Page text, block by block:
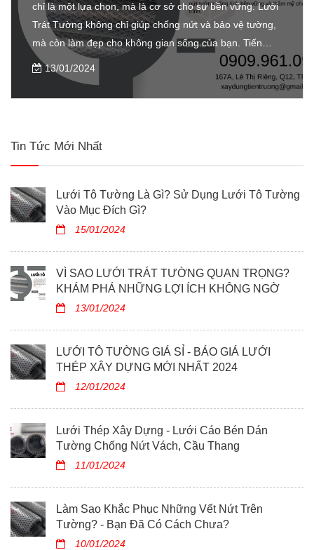
chỉ là một lựa chọn, mà là cơ sở cho sự bền vững. Lưới
Trát Tường không chỉ giúp chống nứt và bảo vệ tường,
mà còn làm đẹp cho không gian sống của bạn. Tiến
Trường cam kết mang đến giải pháp hiệu quả và tiên
tiến nhất, nâng cao giá trị công trình và tạo ra một môi
trường an toàn, đẹp mắt. Khám phá ngay những lợi ích
13/01/2024
Tin Tức Mới Nhất
Lưới Tô Tường Là Gì? Sử Dụng Lưới Tô Tường
Vào Mục Đích Gì?
15/01/2024
VÌ SAO LƯỚI TRÁT TƯỜNG QUAN TRỌNG?
KHÁM PHÁ NHỮNG LỢI ÍCH KHÔNG NGỜ
13/01/2024
LƯỚI TÔ TƯỜNG GIÁ SỈ - BÁO GIÁ LƯỚI
THÉP XÂY DỰNG MỚI NHẤT 2024
12/01/2024
Lưới Thép Xây Dựng - Lưới Cáo Bén Dán
Tường Chống Nứt Vách, Cầu Thang
11/01/2024
Làm Sao Khắc Phục Những Vết Nứt Trên
Tường? - Bạn Đã Có Cách Chưa?
10/01/2024